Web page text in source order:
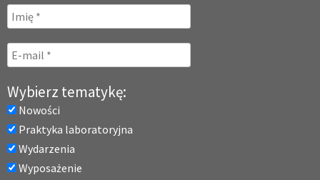
Wybierz tematykę:
Nowości
Praktyka laboratoryjna
Wydarzenia
Wyposażenie